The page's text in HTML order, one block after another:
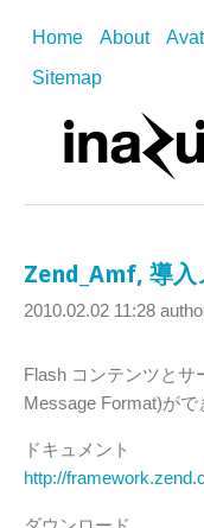
Home About
Sitemap
Zend_Amf, 導入
2010.02.02 11:28
Flash コンテンツと
Message Format)がで
ドキュメント
http://